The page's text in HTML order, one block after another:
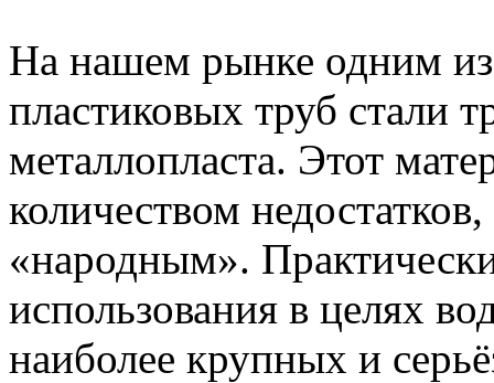
На нашем рынке одним
пластиковых труб стали
металлопласта. Этот
количеством
«народным».
использования в целях
наиболее крупных и